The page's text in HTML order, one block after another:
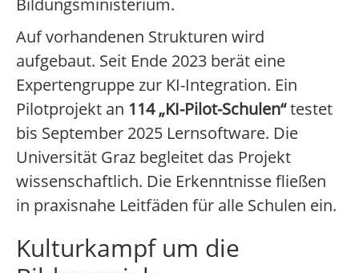
Bildungsministerium.
Auf vorhandenen Strukturen wird
aufgebaut. Seit Ende 2023 berät eine
Expertengruppe zur KI-Integration. Ein
Pilotprojekt an 114 „KI-Pilot-Schulen“testet
bis September 2025 Lernsoftware. Die
Universität Graz begleitet das Projekt
wissenschaftlich. Die Erkenntnisse fließen
in praxisnahe Leitfäden für alle Schulen ein.
Kulturkampf um die